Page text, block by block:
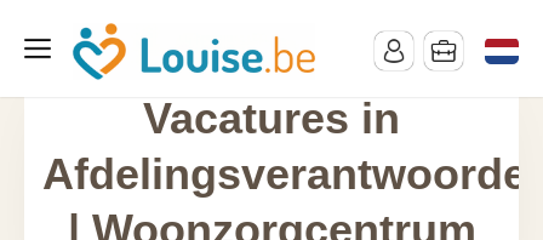
Vacatures in
| Woonzorgcentrum